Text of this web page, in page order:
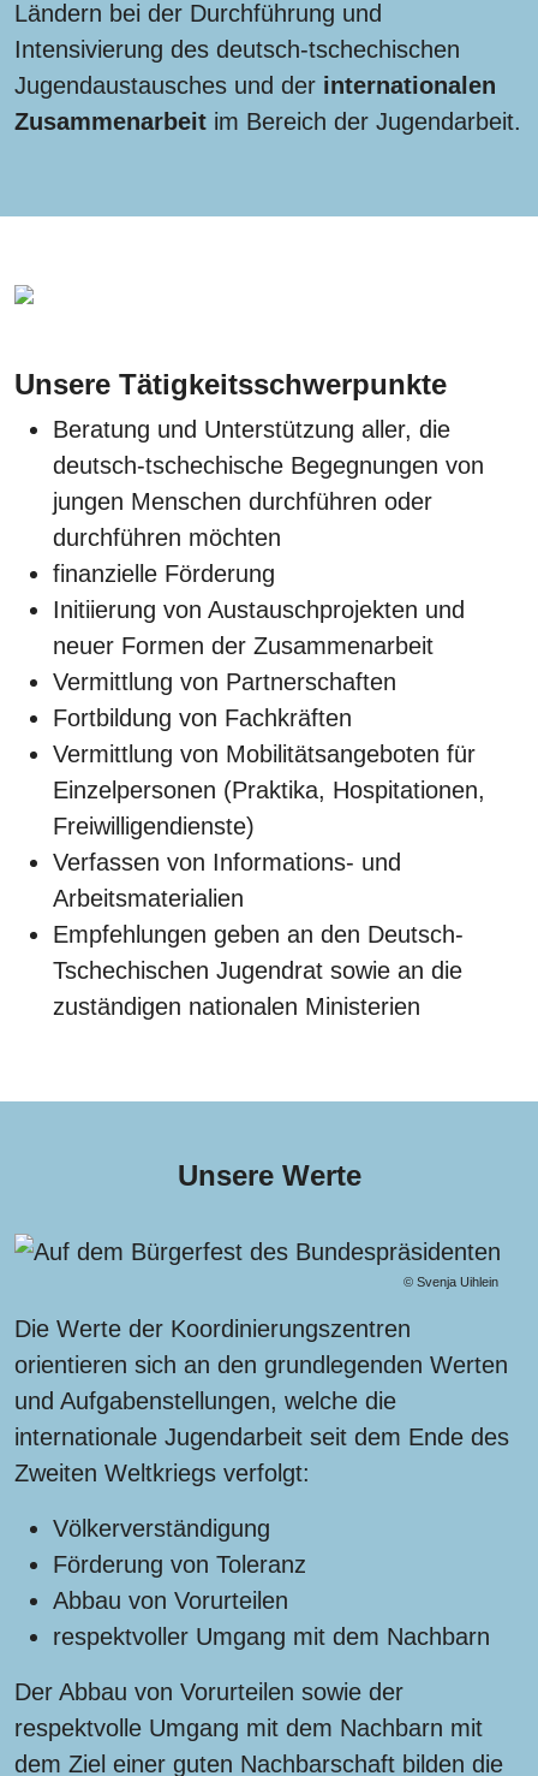
Ländern bei der Durchführung und
Intensivierung des deutsch-tschechischen
Jugendaustausches und der internationalen
Zusammenarbeit im Bereich der Jugendarbeit.
Unsere Tätigkeitsschwerpunkte
Beratung und Unterstützung aller, die
deutsch-tschechische Begegnungen von
jungen Menschen durchführen oder
durchführen möchten
finanzielle Förderung
Initiierung von Austauschprojekten und
neuer Formen der Zusammenarbeit
Vermittlung von Partnerschaften
Fortbildung von Fachkräften
Vermittlung von Mobilitätsangeboten für
Einzelpersonen (Praktika, Hospitationen,
Freiwilligendienste)
Verfassen von Informations- und
Arbeitsmaterialien
Empfehlungen geben an den Deutsch-
Tschechischen Jugendrat sowie an die
zuständigen nationalen Ministerien
Unsere Werte
© Svenja Uihlein
Die Werte der Koordinierungszentren
orientieren sich an den grundlegenden Werten
und Aufgabenstellungen, welche die
internationale Jugendarbeit seit dem Ende des
Zweiten Weltkriegs verfolgt:
Völkerverständigung
Förderung von Toleranz
Abbau von Vorurteilen
respektvoller Umgang mit dem Nachbarn
Der Abbau von Vorurteilen sowie der
respektvolle Umgang mit dem Nachbarn mit
dem Ziel einer guten Nachbarschaft bilden die